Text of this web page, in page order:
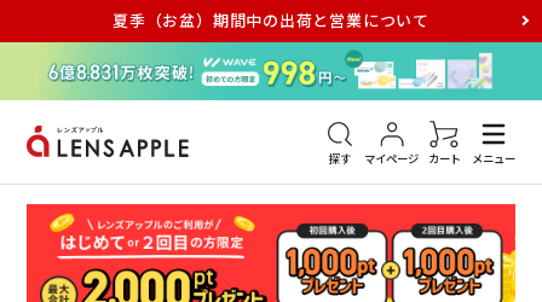
夏季（お盆）期間中の出荷と営業について
探す マイページ カート メニュー
アキュビュー メダリスト メガネ